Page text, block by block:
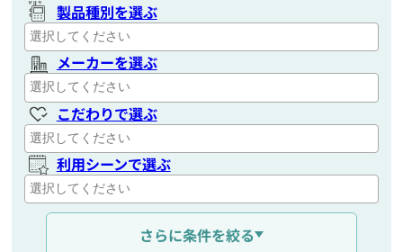
製品種別を選ぶ
メーカーを選ぶ
こだわりで選ぶ
利用シーンで選ぶ
通信距離を選ぶ
さらに条件を絞る